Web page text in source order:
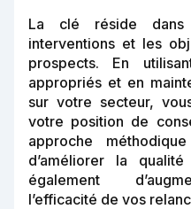
La clé réside dans
interventions et les
prospects. En
appropriés et en
sur votre secteur,
votre position de
approche
d’améliorer la
également
l’efficacité de vos